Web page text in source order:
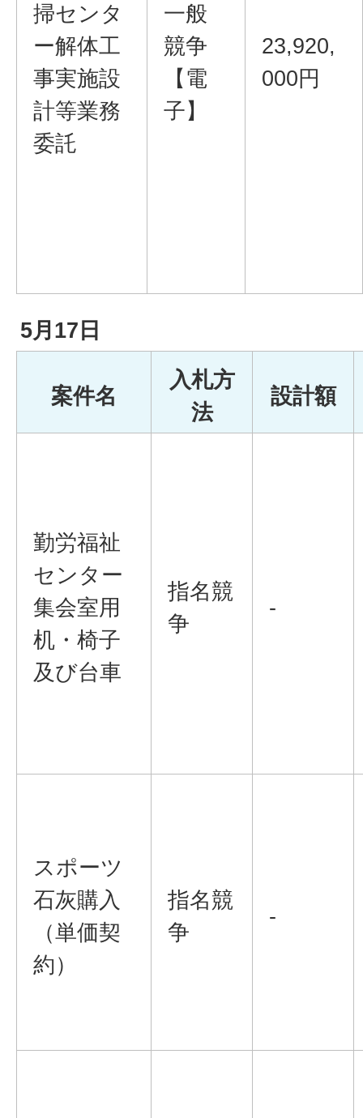
掃センタ
ー解体工
事実施設
計等業務
委託
一般
競争
【電
子】
23,920,
000円
5月17日
案件名
入札方
法
設計額
勤労福祉
センター
集会室用
机・椅子
及び台車
指名競
争
-
スポーツ
石灰購入
（単価契
約）
指名競
争
-